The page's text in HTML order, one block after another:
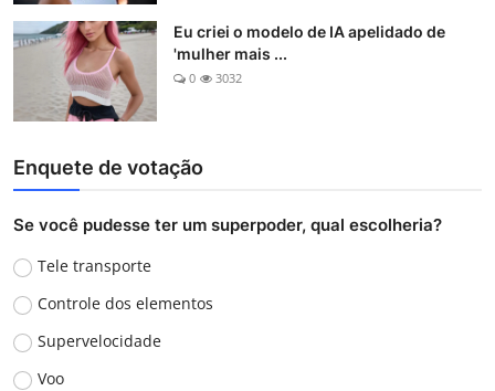
Eu criei o modelo de IA apelidado de
'mulher mais ...
0 3032
Enquete de votação
Se você pudesse ter um superpoder, qual escolheria?
Tele transporte
Controle dos elementos
Supervelocidade
Voo